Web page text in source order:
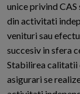
unice privind
din activitati
venituri sau
succesiv in sfera
Stabilirea calitatii
asigurari se